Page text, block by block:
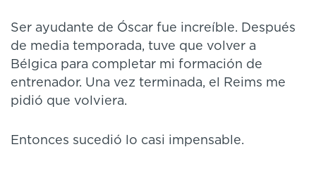
Ser ayudante de Óscar fue increíble. Después
de media temporada, tuve que volver a
Bélgica para completar mi formación de
entrenador. Una vez terminada, el Reims me
pidió que volviera.
Entonces sucedió lo casi impensable.